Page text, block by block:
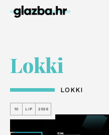
Lokki
LOKKI
10 LIP 2026